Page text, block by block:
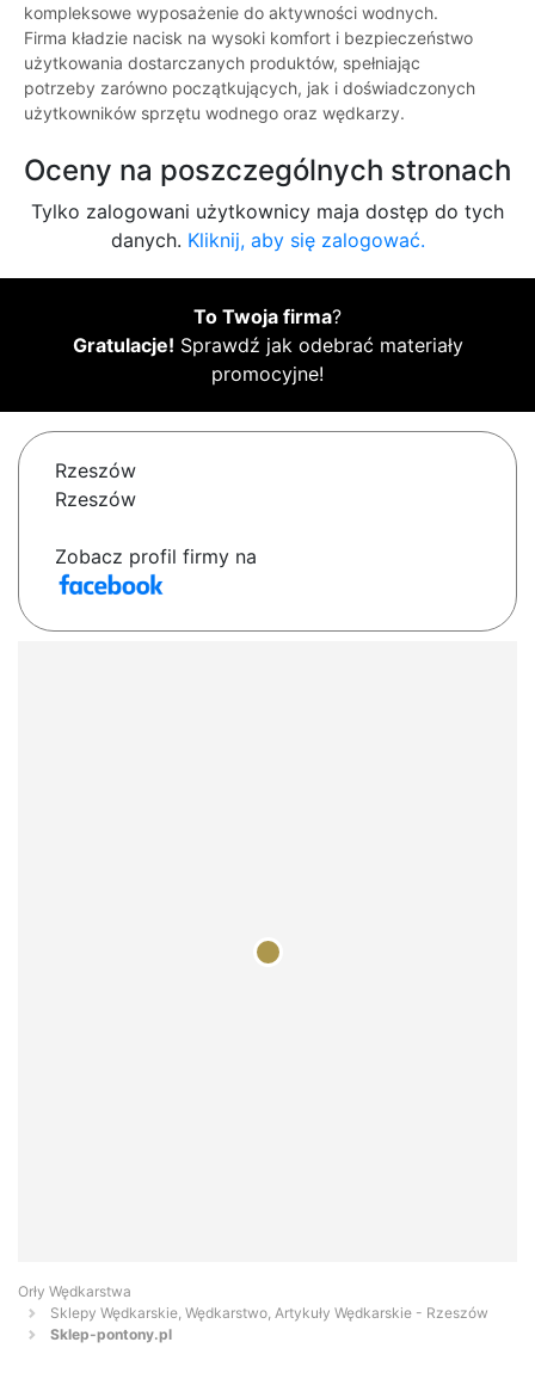
kompleksowe wyposażenie do aktywności wodnych.
Firma kładzie nacisk na wysoki komfort i bezpieczeństwo
użytkowania dostarczanych produktów, spełniając
potrzeby zarówno początkujących, jak i doświadczonych
użytkowników sprzętu wodnego oraz wędkarzy.
Oceny na poszczególnych stronach
Tylko zalogowani użytkownicy maja dostęp do tych
danych. Kliknij, aby się zalogować.
To Twoja firma?
Gratulacje! Sprawdź jak odebrać materiały
promocyjne!
Rzeszów
Rzeszów
Zobacz profil firmy na
Orły Wędkarstwa
Sklepy Wędkarskie, Wędkarstwo, Artykuły Wędkarskie - Rzeszów
Sklep-pontony.pl